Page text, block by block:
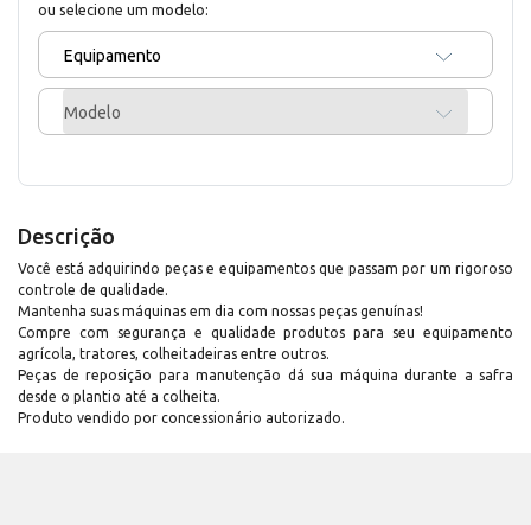
ou selecione um modelo:
Equipamento
Modelo
Descrição
Você está adquirindo peças e equipamentos que passam por um rigoroso
controle de qualidade.
Mantenha suas máquinas em dia com nossas peças genuínas!
Compre com segurança e qualidade produtos para seu equipamento
agrícola, tratores, colheitadeiras entre outros.
Peças de reposição para manutenção dá sua máquina durante a safra
desde o plantio até a colheita.
Produto vendido por concessionário autorizado.